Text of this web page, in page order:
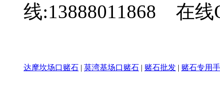
线:13888011868 在线
达摩坎场口赌石 | 莫湾基场口赌石 | 赌石批发 | 赌石专用